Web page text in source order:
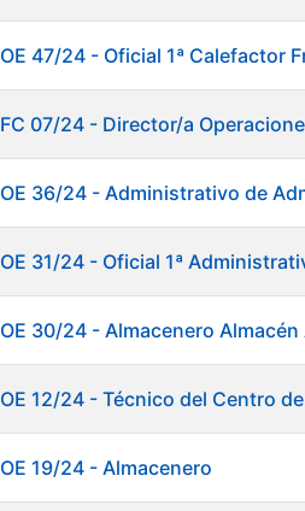
OE 47/24 - Oficial 1ª Calefactor
FC 07/24 - Director/a
OE 36/24 - Administrativo de
OE 31/24 - Oficial 1ª
OE 30/24 - Almacenero
OE 12/24 - Técnico del Centro
OE 19/24 - Almacenero